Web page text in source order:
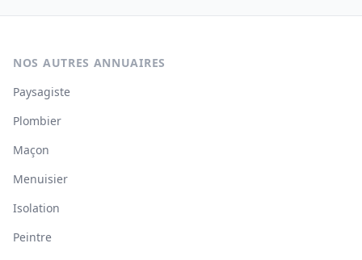
NOS AUTRES ANNUAIRES
Paysagiste
Plombier
Maçon
Menuisier
Isolation
Peintre